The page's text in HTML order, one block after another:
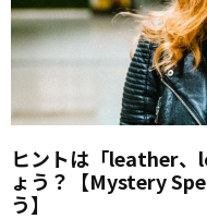
ヒントは「leather
ょう？【Mystery
う】